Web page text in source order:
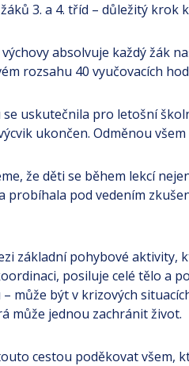
žáků 3. a 4. tříd – důležitý
absolvuje každý žák
rozsahu 40 vyučovacích
se uskutečnila pro letošní
ukončen. Odměnou
že děti se během lekcí
probíhala pod vedením
základní pohybové aktivity,
posiluje celé tělo a
– může být v krizových
může jednou zachránit život.
cestou poděkovat všem,